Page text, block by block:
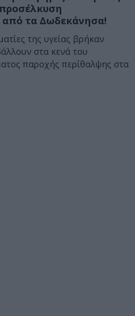
τα Δωδεκάνησα!
της υγείας βρήκαν
στα κενά του
παροχής περίθαλψης στα